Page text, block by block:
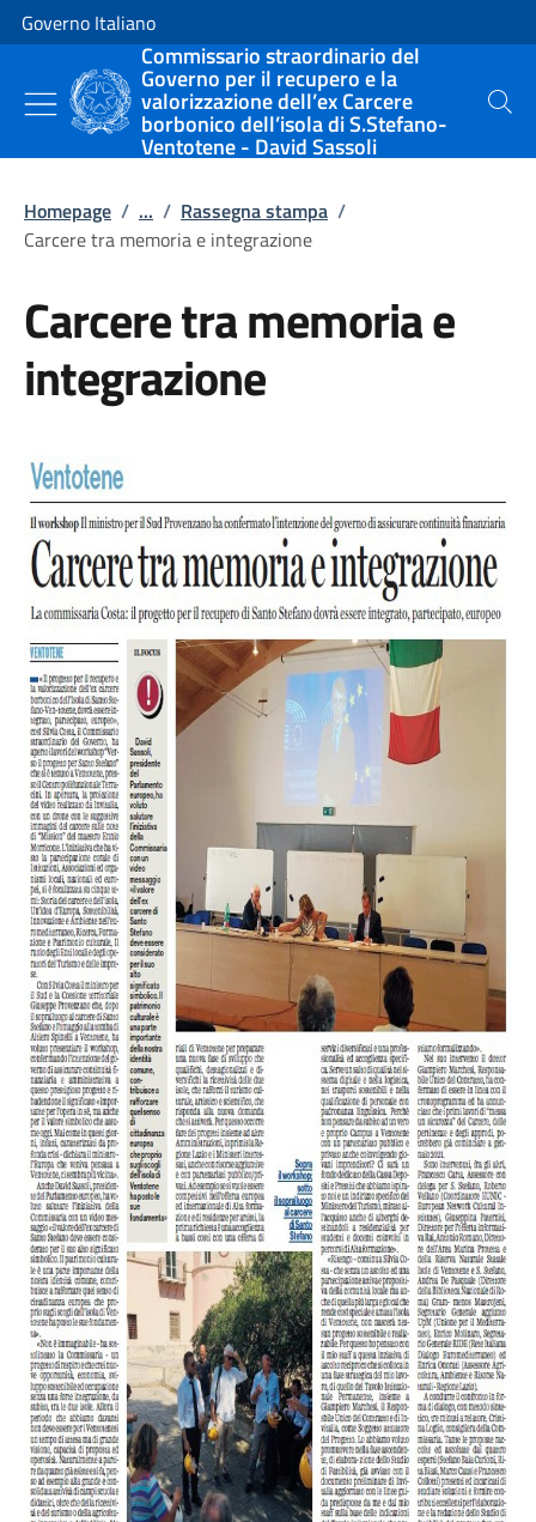
Vai al contenuto
Vai alla navigazione del sito
Governo Italiano
Commissario straordinario del
Governo per il recupero e la
valorizzazione dell’ex Carcere
borbonico dell’isola di S.Stefano-
Ventotene - David Sassoli
Cerca
Homepage / ... / Rassegna stampa /
Carcere tra memoria e integrazione
Carcere tra memoria e
integrazione